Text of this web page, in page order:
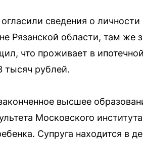
сведения о
Рязанской области, там же
что проживает в
тысяч рублей.
высшее
Московского
Супруга находится в